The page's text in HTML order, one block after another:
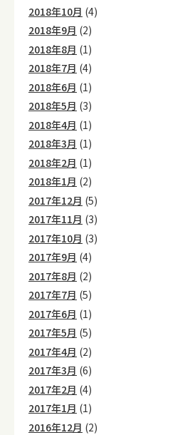
2018年10月 (4)
2018年9月 (2)
2018年8月 (1)
2018年7月 (4)
2018年6月 (1)
2018年5月 (3)
2018年4月 (1)
2018年3月 (1)
2018年2月 (1)
2018年1月 (2)
2017年12月 (5)
2017年11月 (3)
2017年10月 (3)
2017年9月 (4)
2017年8月 (2)
2017年7月 (5)
2017年6月 (1)
2017年5月 (5)
2017年4月 (2)
2017年3月 (6)
2017年2月 (4)
2017年1月 (1)
2016年12月 (2)